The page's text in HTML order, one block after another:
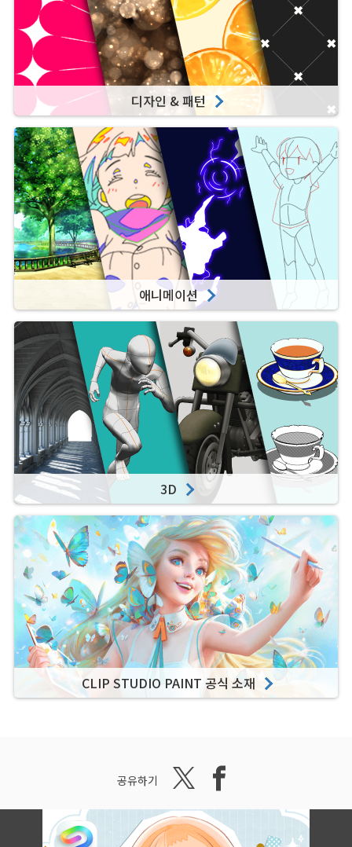
디자인 & 패턴
애니메이션
3D
CLIP STUDIO PAINT 공식 소재
공유하기